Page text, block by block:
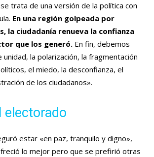
trata de una versión de la política con
En una región golpeada por
la ciudadanía renueva la confianza
que los generó. En fin, debemos
la polarización, la fragmentación
el miedo, la desconfianza, el
de los ciudadanos».
electorado
estar «en paz, tranquilo y digno»,
lo mejor pero que se prefirió otras